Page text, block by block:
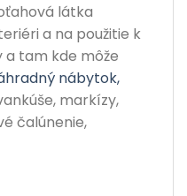
látka
a na použitie k
a tam kde môže
nábytok,
markízy,
čalúnenie,